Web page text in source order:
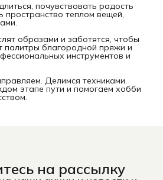
почувствовать радость
пространство теплом вещей,
образами и заботятся, чтобы
палитры благородной пряжи и
инструментов и
Делимся техниками.
этапе пути и помогаем хобби
на рассылку